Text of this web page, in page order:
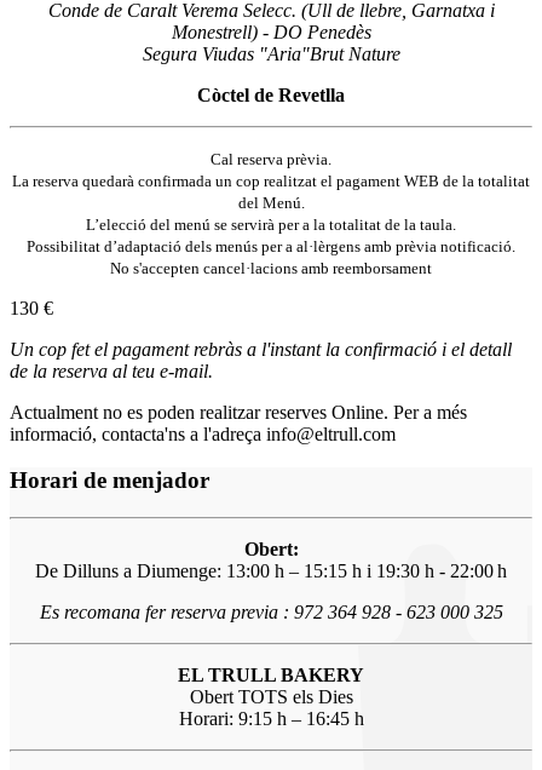
Conde de Caralt Verema Selecc. (Ull de llebre, Garnatxa i
Monestrell) - DO Penedès
Segura Viudas "Aria"Brut Nature
Còctel de Revetlla
Cal reserva prèvia.
La reserva quedarà confirmada un cop realitzat el pagament WEB de la totalitat
del Menú.
L’elecció del menú se servirà per a la totalitat de la taula.
Possibilitat d’adaptació dels menús per a al·lèrgens amb prèvia notificació.
No s'accepten cancel·lacions amb reemborsament
130 €
Un cop fet el pagament rebràs a l'instant la confirmació i el detall
de la reserva al teu e-mail.
Actualment no es poden realitzar reserves Online. Per a més
informació, contacta'ns a l'adreça info@eltrull.com
Horari de menjador
Obert:
De Dilluns a Diumenge: 13:00 h – 15:15 h i 19:30 h - 22:00 h
Es recomana fer reserva previa : 972 364 928 - 623 000 325
EL TRULL BAKERY
Obert TOTS els Dies
Horari: 9:15 h – 16:45 h